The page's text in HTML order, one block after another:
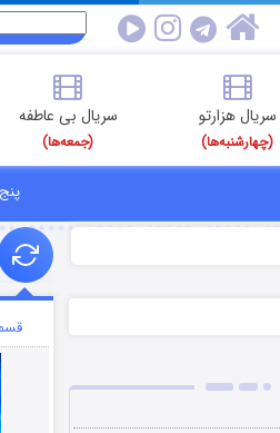
سریال هزارتو
(چهارشنبه‌ها)
سریال بی عاطفه
(جمعه‌ها)
پنج